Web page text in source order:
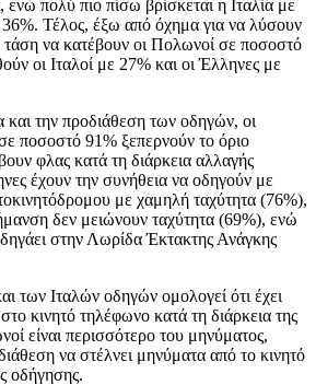
ενώ πολύ πιο πίσω βρίσκεται η Ιταλία με
Τέλος, έξω από όχημα για να λύσουν
τάση να κατέβουν οι Πολωνοί σε ποσοστό
οι Ιταλοί με 27% και οι Έλληνες με
την προδιάθεση των οδηγών, οι
ποσοστό 91% ξεπερνούν το όριο
φλας κατά τη διάρκεια αλλαγής
έχουν την συνήθεια να οδηγούν με
με χαμηλή ταχύτητα (76%),
δεν μειώνουν ταχύτητα (69%), ενώ
στην Λωρίδα Έκτακτης Ανάγκης
των Ιταλών οδηγών ομολογεί ότι έχει
κινητό τηλέφωνο κατά τη διάρκεια της
είναι περισσότερο του μηνύματος,
να στέλνει μηνύματα από το κινητό
οδήγησης.